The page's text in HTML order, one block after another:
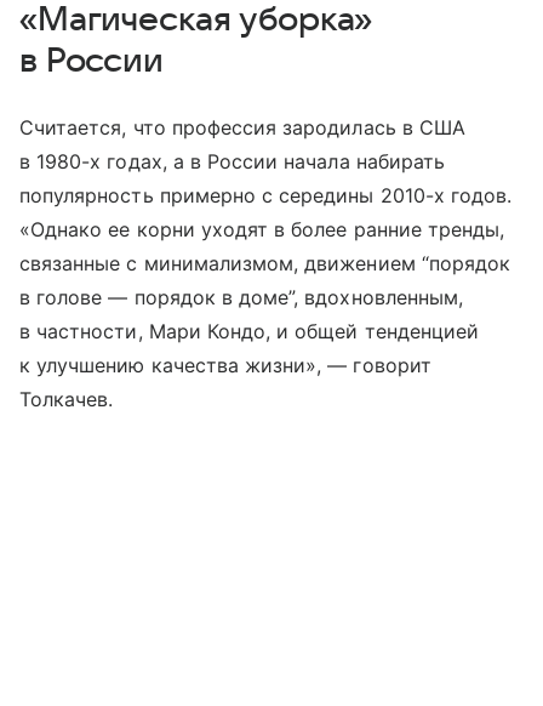
«Магическая уборка»
в России
Считается, что профессия зародилась в США
в 1980-х годах, а в России начала набирать
популярность примерно с середины 2010-х годов.
«Однако ее корни уходят в более ранние тренды,
связанные с минимализмом, движением “порядок
в голове — порядок в доме”, вдохновленным,
в частности, Мари Кондо, и общей тенденцией
к улучшению качества жизни», — говорит
Толкачев.